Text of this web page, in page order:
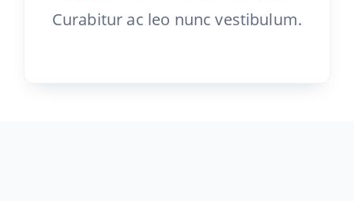
Curabitur ac leo nunc vestibulum.